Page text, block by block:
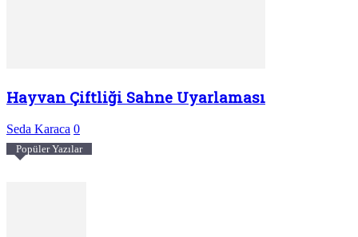
Hayvan Çiftliği Sahne Uyarlaması
Seda Karaca 0
Popüler Yazılar